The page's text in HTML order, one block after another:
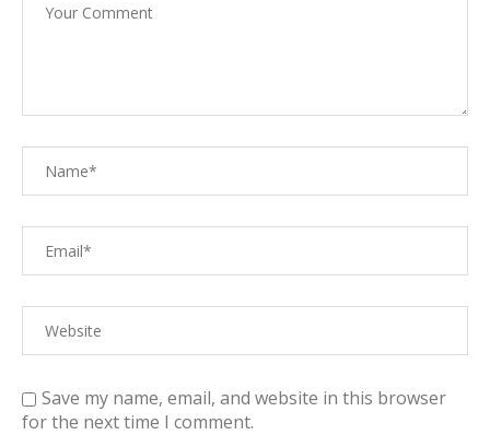
Save my name, email, and website in this browser
for the next time I comment.